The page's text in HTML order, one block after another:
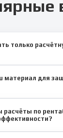
только
материал для
к защите
расчёты по